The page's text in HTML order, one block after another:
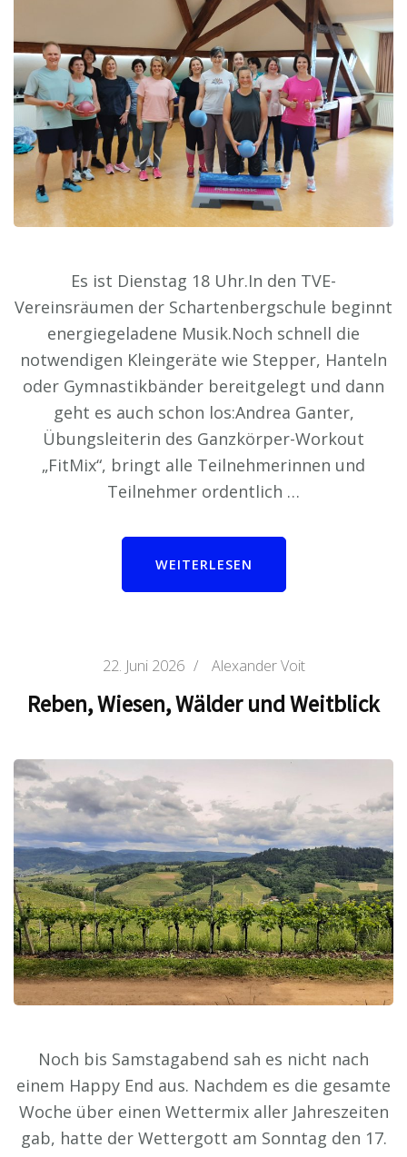
Es ist Dienstag 18 Uhr.In den TVE-
Vereinsräumen der Schartenbergschule beginnt
energiegeladene Musik.Noch schnell die
notwendigen Kleingeräte wie Stepper, Hanteln
oder Gymnastikbänder bereitgelegt und dann
geht es auch schon los:Andrea Ganter,
Übungsleiterin des Ganzkörper-Workout
„FitMix“, bringt alle Teilnehmerinnen und
Teilnehmer ordentlich …
WEITERLESEN
22. Juni 2026 / Alexander Voit
Reben, Wiesen, Wälder und Weitblick
Noch bis Samstagabend sah es nicht nach
einem Happy End aus. Nachdem es die gesamte
Woche über einen Wettermix aller Jahreszeiten
gab, hatte der Wettergott am Sonntag den 17.